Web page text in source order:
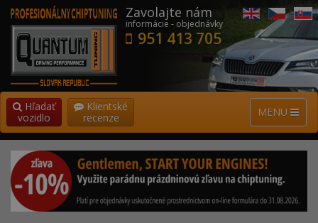
Zavolajte nám
informácie - objednávky
951 413 705
MENU
Hľadať
vozidlo
Klientské
recenze